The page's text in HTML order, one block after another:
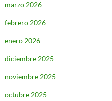
marzo 2026
febrero 2026
enero 2026
diciembre 2025
noviembre 2025
octubre 2025